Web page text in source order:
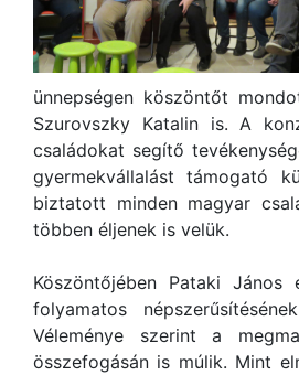
ünnepségen köszöntőt
Szurovszky Katalin is. A
családokat segítő
gyermekvállalást támogató
biztatott minden magyar
többen éljenek is velük.
Köszöntőjében Pataki
folyamatos
Véleménye szerint a
összefogásán is múlik. Mint